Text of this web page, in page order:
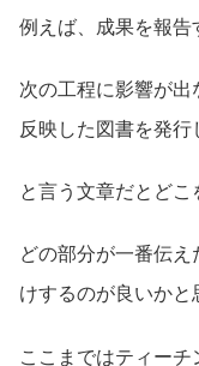
例えば、成果を報告
次の工程に影響が
反映した図書を発行
と言う文章だとどこ
どの部分が一番伝
けするのが良いかと
ここまではティー